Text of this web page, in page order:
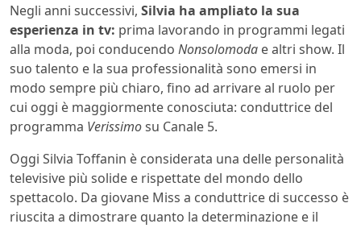
Negli anni successivi, Silvia ha ampliato la sua
esperienza in tv: prima lavorando in programmi legati
alla moda, poi conducendo Nonsolomoda e altri show. Il
suo talento e la sua professionalità sono emersi in
modo sempre più chiaro, fino ad arrivare al ruolo per
cui oggi è maggiormente conosciuta: conduttrice del
programma Verissimosu Canale 5.
Oggi Silvia Toffanin è considerata una delle personalità
televisive più solide e rispettate del mondo dello
spettacolo. Da giovane Miss a conduttrice di successo è
riuscita a dimostrare quanto la determinazione e il